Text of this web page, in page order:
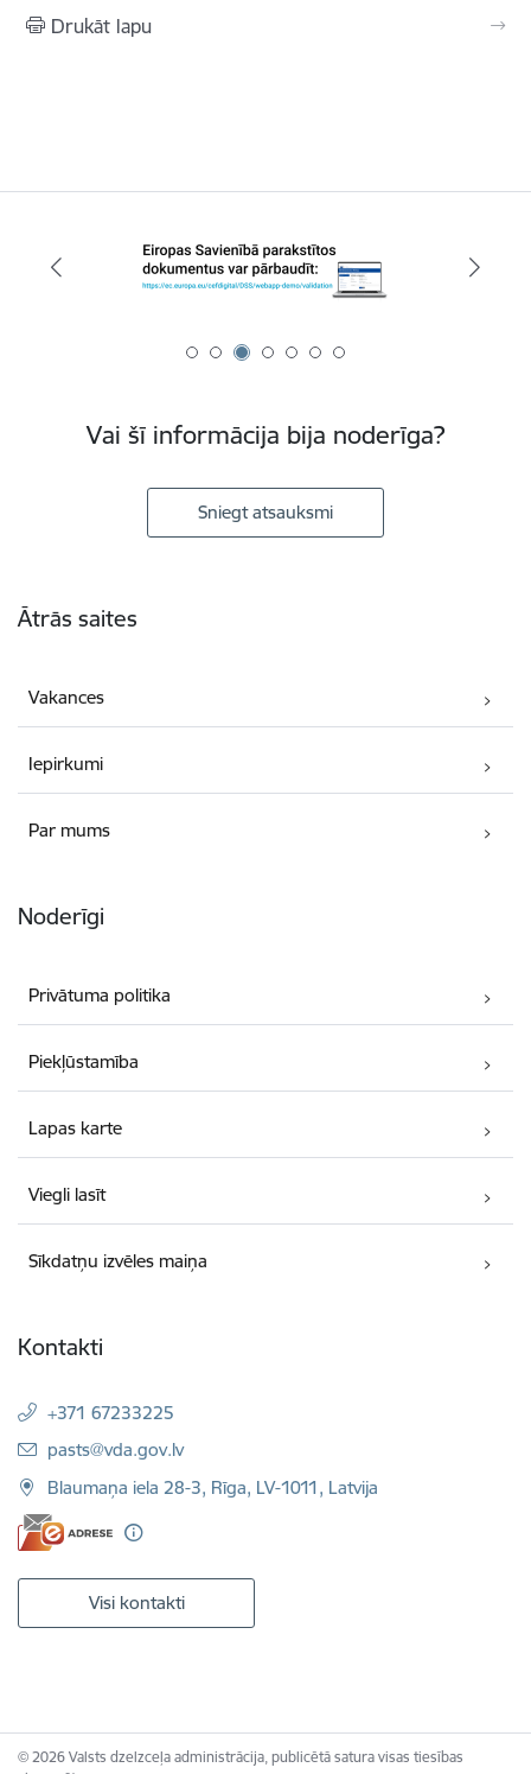
Drukāt lapu
Vai šī informācija bija noderīga?
Sniegt atsauksmi
Ātrās saites
Vakances
Iepirkumi
Par mums
Noderīgi
Privātuma politika
Piekļūstamība
Lapas karte
Viegli lasīt
Sīkdatņu izvēles maiņa
Kontakti
+371 67233225
E-pasts:
pasts@vda.gov.lv
Blaumaņa iela 28-3, Rīga, LV-1011, Latvija
Visi kontakti
© 2026 Valsts dzelzceļa administrācija, publicētā satura visas tiesības